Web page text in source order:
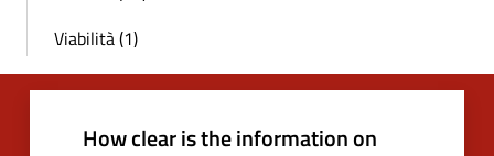
Viabilità (1)
How clear is the information on